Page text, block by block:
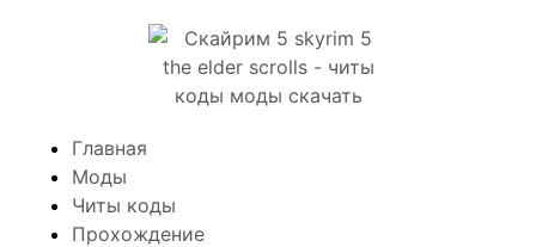
Главная
Моды
Читы коды
Прохождение